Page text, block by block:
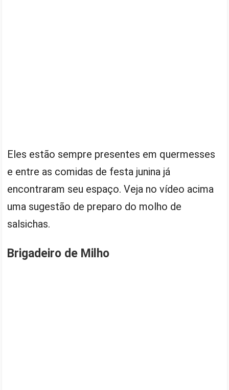
Eles estão sempre presentes em quermesses
e entre as comidas de festa junina já
encontraram seu espaço. Veja no vídeo acima
uma sugestão de preparo do molho de
salsichas.
Brigadeiro de Milho